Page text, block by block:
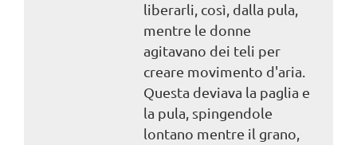
liberarli, così, dalla pula,
mentre le donne
agitavano dei teli per
creare movimento d'aria.
Questa deviava la paglia e
la pula, spingendole
lontano mentre il grano,